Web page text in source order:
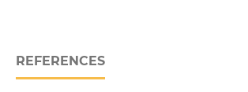
REFERENCES